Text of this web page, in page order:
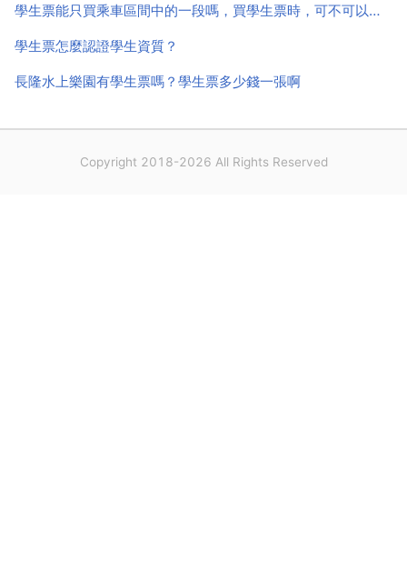
學生票能只買乘車區間中的一段嗎，買學生票時，可不可以只買乘車優惠區間中的某一段？
學生票怎麼認證學生資質？
長隆水上樂園有學生票嗎？學生票多少錢一張啊
Copyright 2018-2026 All Rights Reserved